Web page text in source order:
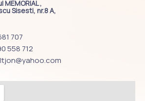
,
Sisesti, nr.8 A,
707
558 712